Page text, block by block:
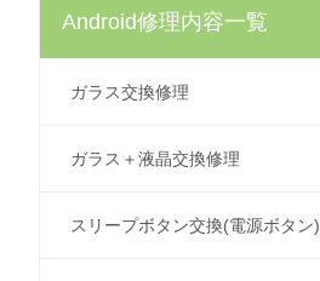
Android修理内容一覧
ガラス交換修理
ガラス＋液晶交換修理
スリープボタン交換(電源ボタン)